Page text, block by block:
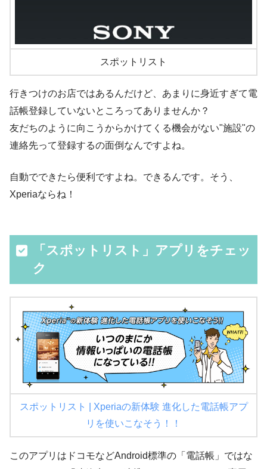
スポットリスト
行きつけのお店ではあるんだけど、あまりに身近すぎて電
話帳登録していないところってありませんか？
友だちのように向こうからかけてくる機会がない"施設"の
連絡先って登録するの面倒なんですよね。
自動でできたら便利ですよね。できるんです。そう、
Xperiaならね！
「スポットリスト」アプリをチェッ
ク
スポットリスト | Xperiaの新体験 進化した電話帳アプ
リを使いこなそう！！
このアプリはドコモなどAndroid標準の「電話帳」ではな